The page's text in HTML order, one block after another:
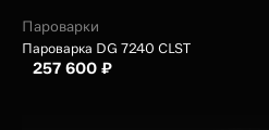
Пароварки
Пароварка DG 7240 CLST
257 600 ₽